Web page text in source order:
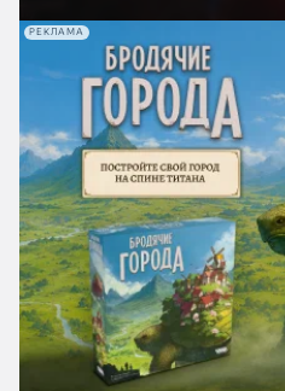
РЕКЛАМА